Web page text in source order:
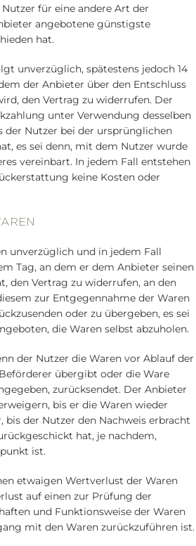
für eine andere Art der
angebotene günstigste
hat.
unverzüglich, spätestens jedoch 14
der Anbieter über den Entschluss
den Vertrag zu widerrufen. Der
unter Verwendung desselben
der Nutzer bei der ursprünglichen
es sei denn, mit dem Nutzer wurde
vereinbart. In jedem Fall entstehen
keine Kosten oder
unverzüglich und in jedem Fall
Tag, an dem er dem Anbieter seinen
den Vertrag zu widerrufen, an den
zur Entgegennahme der Waren
oder zu übergeben, es sei
die Waren selbst abzuholen.
der Nutzer die Waren vor Ablauf der
übergibt oder die Ware
zurücksendet. Der Anbieter
bis er die Waren wieder
bis der Nutzer den Nachweis erbracht
hat, je nachdem,
ist.
etwaigen Wertverlust der Waren
auf einen zur Prüfung der
und Funktionsweise der Waren
mit den Waren zurückzuführen ist.